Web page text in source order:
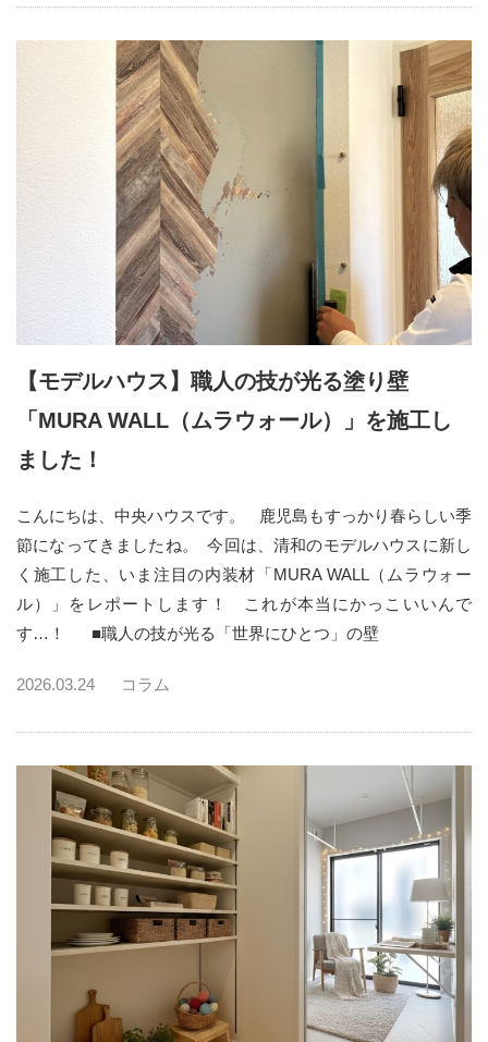
【モデルハウス】職人の技が光る塗り壁
「MURA WALL（ムラウォール）」を施工し
ました！
こんにちは、中央ハウスです。 鹿児島もすっかり春らしい季
節になってきましたね。 今回は、清和のモデルハウスに新し
く施工した、いま注目の内装材「MURA WALL（ムラウォー
ル）」をレポートします！ これが本当にかっこいいんで
す…！ ■職人の技が光る「世界にひとつ」の壁
2026.03.24 コラム